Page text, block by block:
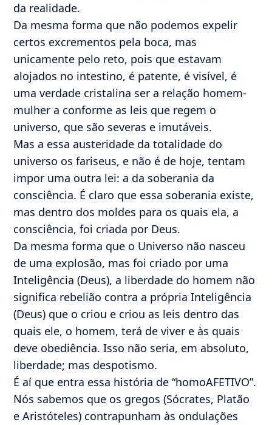
da realidade.
Da mesma forma que não podemos expelir
certos excrementos pela boca, mas
unicamente pelo reto, pois que estavam
alojados no intestino, é patente, é visível, é
uma verdade cristalina ser a relação homem-
mulher a conforme as leis que regem o
universo, que são severas e imutáveis.
Mas a essa austeridade da totalidade do
universo os fariseus, e não é de hoje, tentam
impor uma outra lei: a da soberania da
consciência. É claro que essa soberania existe,
mas dentro dos moldes para os quais ela, a
consciência, foi criada por Deus.
Da mesma forma que o Universo não nasceu
de uma explosão, mas foi criado por uma
Inteligência (Deus), a liberdade do homem não
significa rebelião contra a própria Inteligência
(Deus) que o criou e criou as leis dentro das
quais ele, o homem, terá de viver e às quais
deve obediência. Isso não seria, em absoluto,
liberdade; mas despotismo.
É aí que entra essa história de “homoAFETIVO”.
Nós sabemos que os gregos (Sócrates, Platão
e Aristóteles) contrapunham às ondulações